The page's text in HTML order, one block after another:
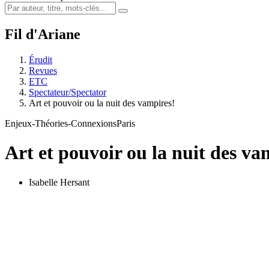
Fil d'Ariane
Érudit
Revues
ETC
Spectateur/Spectator
Art et pouvoir ou la nuit des vampires!
Enjeux-Théories-ConnexionsParis
Art et pouvoir ou la nuit des
Isabelle Hersant